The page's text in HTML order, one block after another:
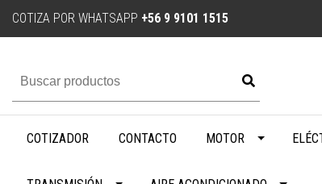
COTIZA POR WHATSAPP +56 9 9101 1515
COTIZADOR CONTACTO MOTOR